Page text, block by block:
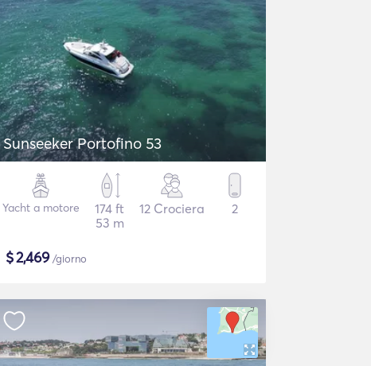
Sunseeker Portofino 53
Yacht a motore
174 ft
53 m
12 Crociera 2
$2,469/giorno